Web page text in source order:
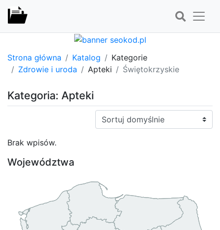
Strona główna Katalog
Kategorie
Zdrowie i uroda
Apteki Świętokrzyskie
Kategoria: Apteki
Sortuj:
Brak wpisów.
Województwa